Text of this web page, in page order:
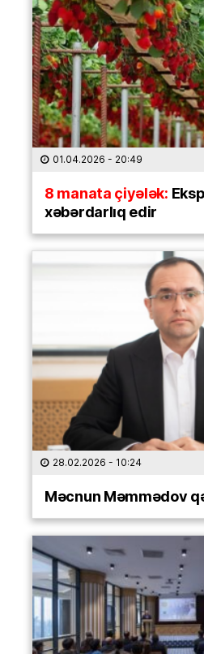
01.04.2026 - 20:49
8 manata çiyələk:
xəbərdarlıq edir
28.02.2026 - 10:24
Məcnun Məmmədov